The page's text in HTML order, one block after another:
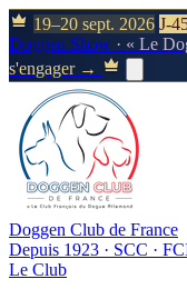
19–20 sept. 2026 J-
Doggen Show · « Le
s'engager →
Doggen Club de France
Depuis 1923 · SCC ·
Le Club